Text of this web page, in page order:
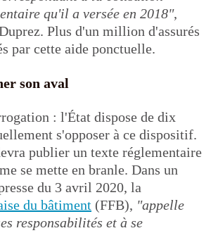
qu'il a versée en 2018",
Plus d'un million d'assurés
par cette aide ponctuelle.
son aval
: l'État dispose de dix
s'opposer à ce dispositif.
publier un texte réglementaire
se mette en branle. Dans un
du 3 avril 2020, la
du bâtiment (FFB), "appelle
responsabilités et à se